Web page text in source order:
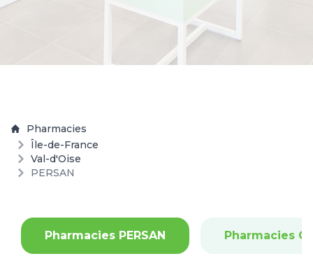
Pharmacies
Île-de-France
Val-d'Oise
PERSAN
Pharmacies PERSAN Pharmacies